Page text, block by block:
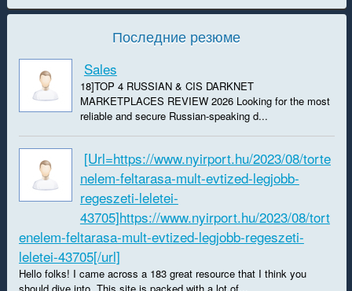
Последние резюме
Sales
18]TOP 4 RUSSIAN & CIS DARKNET
MARKETPLACES REVIEW 2026 Looking for the most
reliable and secure Russian-speaking d...
[url=https://www.nyirport.hu/2023/08/torte
nelem-feltarasa-mult-evtized-legjobb-
regeszeti-leletei-
43705]https://www.nyirport.hu/2023/08/tort
enelem-feltarasa-mult-evtized-legjobb-regeszeti-
leletei-43705[/url]
Hello folks! I came across a 183 great resource that I think you